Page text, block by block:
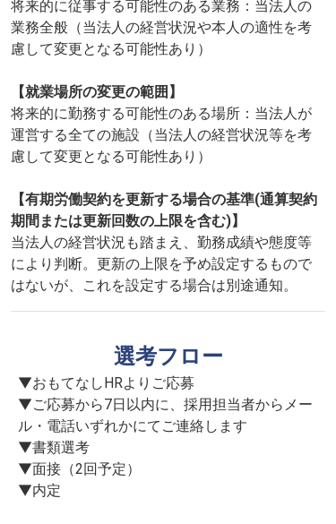
将来的に従事する可能性のある業務：当法人の
業務全般（当法人の経営状況や本人の適性を考
慮して変更となる可能性あり）
【就業場所の変更の範囲】
将来的に勤務する可能性のある場所：当法人が
運営する全ての施設（当法人の経営状況等を考
慮して変更となる可能性あり）
【有期労働契約を更新する場合の基準(通算契約
期間または更新回数の上限を含む)】
当法人の経営状況も踏まえ、勤務成績や態度等
により判断。更新の上限を予め設定するもので
はないが、これを設定する場合は別途通知。
選考フロー
▼おもてなしHRよりご応募
▼ご応募から7日以内に、採用担当者からメー
ル・電話いずれかにてご連絡します
▼書類選考
▼面接（2回予定）
▼内定